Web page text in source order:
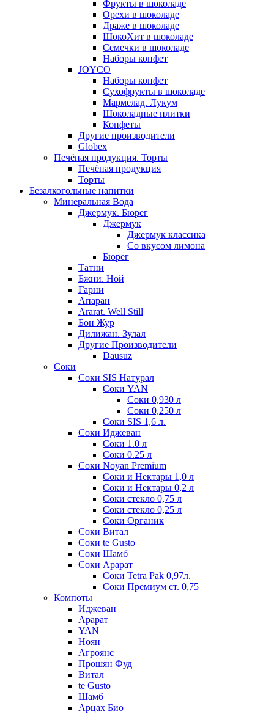
Фрукты в шоколаде
Орехи в шоколаде
Драже в шоколаде
ШокоХит в шоколаде
Семечки в шоколаде
Наборы конфет
JOYCO
Наборы конфет
Сухофрукты в шоколаде
Мармелад. Лукум
Шоколадные плитки
Конфеты
Другие производители
Globex
Печёная продукция. Торты
Печёная продукция
Торты
Безалкогольные напитки
Минеральная Вода
Джермук. Бюрег
Джермук
Джермук классика
Со вкусом лимона
Бюрег
Татни
Бжни. Ной
Гарни
Апаран
Ararat. Well Still
Бон Жур
Дилижан. Зулал
Другие Производители
Dausuz
Соки
Соки SIS Натурал
Соки YAN
Соки 0,930 л
Соки 0,250 л
Соки SIS 1,6 л.
Соки Иджеван
Соки 1.0 л
Соки 0.25 л
Соки Noyan Premium
Соки и Нектары 1,0 л
Соки и Нектары 0,2 л
Соки стекло 0,75 л
Соки стекло 0,25 л
Соки Органик
Соки Витал
Соки te Gusto
Соки Шамб
Соки Арарат
Соки Tetra Pak 0,97л.
Соки Премиум ст. 0,75
Компоты
Иджеван
Арарат
YAN
Ноян
Агроянс
Прошян Фуд
Витал
te Gusto
Шамб
Арцах Био